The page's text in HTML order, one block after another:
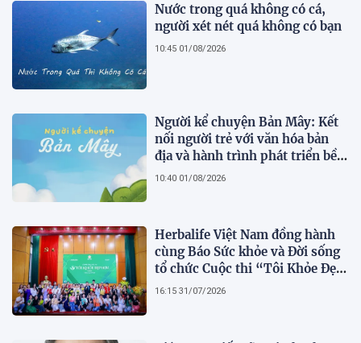
Nước trong quá không có cá,
người xét nét quá không có bạn
10:45 01/08/2026
Người kể chuyện Bản Mây: Kết
nối người trẻ với văn hóa bản
địa và hành trình phát triển bền
vững tại Tả Lèng
10:40 01/08/2026
Herbalife Việt Nam đồng hành
cùng Báo Sức khỏe và Đời sống
tổ chức Cuộc thi “Tôi Khỏe Đẹp
Hơn” lần thứ 5 để khuyến khích
16:15 31/07/2026